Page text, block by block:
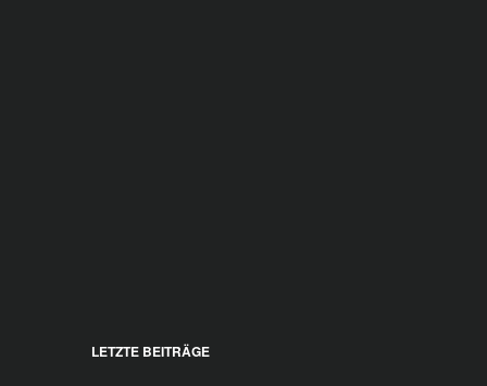
LETZTE BEITRÄGE